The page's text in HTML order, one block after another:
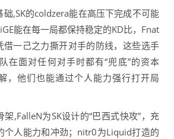
,SK的coldzera能在高压下完成不可能
能在每一局都保持稳定的KD比，Fnat
一己之力撕开对手的防线，这些选手
在面对任何对手时都有“兜底”的资本
他们也能通过个人能力强行打开局
,FalleN为SK设计的“巴西式快攻”，充
个人能力和冲劲；nitr0为Liquid打造的